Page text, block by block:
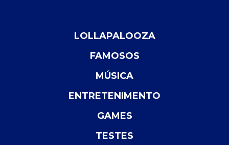
LOLLAPALOOZA
FAMOSOS
MÚSICA
ENTRETENIMENTO
GAMES
TESTES